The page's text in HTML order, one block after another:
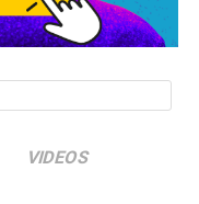
VIDEOS